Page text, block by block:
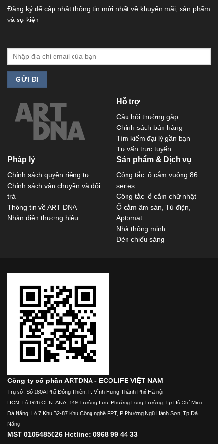
Đăng ký để cập nhật thông tin mới nhất về khuyến mãi, sản phẩm
và sự kiện
Hỗ trợ
Câu hỏi thường gặp
Chính sách bán hàng
Tìm kiếm đại lý gần bạn
Tư vấn trực tuyến
Pháp lý
Chính sách quyền riêng tư
Chính sách vận chuyển và đổi
trả
Thông tin về ART DNA
Nhận diện thương hiệu
Sản phẩm & Dịch vụ
Công tắc, ổ cắm vuông 86
series
Công tắc, ổ cắm chữ nhật
Ổ cắm âm sàn, Tủ điện,
Aptomat
Nhà thông minh
Đèn chiếu sáng
Công ty cổ phần ARTDNA - ECOLIFE VIỆT NAM
Trụ sở: Số 180A Phố Đông Thiên, P. Vĩnh Hưng Thành Phố Hà nội
HCM: Lô G26 CENTANA, 149 Trường Lưu, Phường Long Trường, Tp Hồ Chí Minh
Đà Nẵng: Lô 7 Khu B2-87 Khu Công nghệ FPT, P Phường Ngũ Hành Sơn, Tp Đà
Nẵng
MST 0106485026 Hotline: 0968 99 44 33